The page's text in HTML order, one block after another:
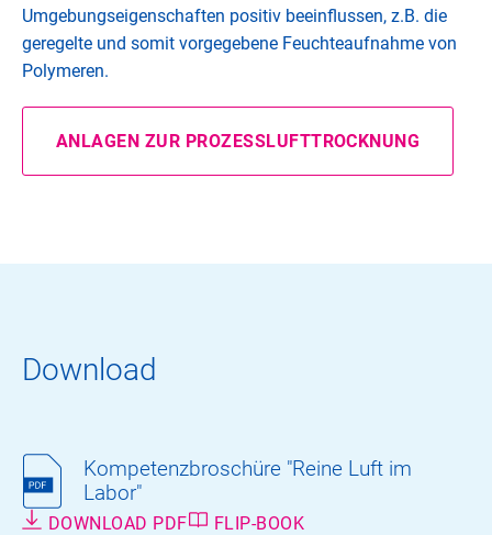
Umgebungseigenschaften positiv beeinflussen, z.B. die
geregelte und somit vorgegebene Feuchteaufnahme von
Polymeren.
ANLAGEN ZUR PROZESSLUFTTROCKNUNG
Download
Kompetenzbroschüre "Reine Luft im
Labor"
DOWNLOAD PDF FLIP-BOOK